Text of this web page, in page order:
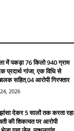
में पकड़ा 76 किलो 940 ग्राम
प्रदार्थ गांजा, एक विधि से
सहित,04 आरोपी गिरफ्तार
2026
देकर 5 सालों तक करता रहा
की शिकायत पर आरोपी